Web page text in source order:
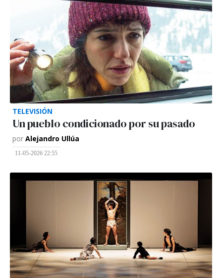
TELEVISIÓN
Un pueblo condicionado por su pasado
por Alejandro Ullúa
11-05-2026 22:55